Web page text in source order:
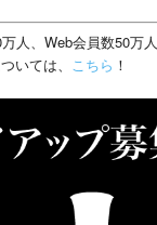
人、Web会員数50万
いては、 こちら ！